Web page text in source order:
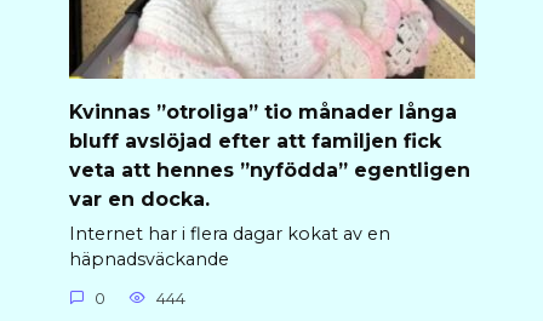
Kvinnas ”otroliga” tio månader långa
bluff avslöjad efter att familjen fick
veta att hennes ”nyfödda” egentligen
var en docka.
Internet har i flera dagar kokat av en
häpnadsväckande
0 444